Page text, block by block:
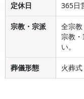
定休日 365日
宗教・宗派
全宗教
宗教
い。
葬儀形態 火葬